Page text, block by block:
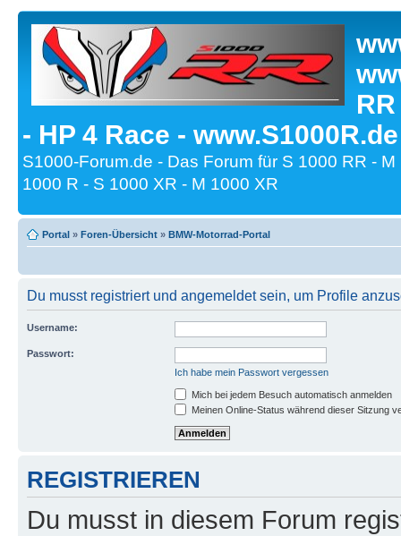
- HP 4 Race -
S1000-Forum.de - Das Forum für S 1000 RR -
1000 R - S 1000 XR - M 1000 XR
Portal » Foren-Übersicht » BMW-Motorrad-Portal
Du musst registriert und angemeldet sein, um Profile
Username:
Passwort:
Ich habe mein Passwort vergessen
Mich bei jedem Besuch automatisch anmelden
Meinen Online-Status während dieser Sitzung
REGISTRIEREN
Du musst in diesem Forum